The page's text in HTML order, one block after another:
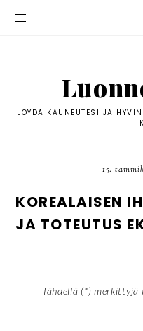
LÖYDÄ KAUNEUTESI JA
15.
KOREALAISEN
JA TOTEUTUS
Tähdellä (*)